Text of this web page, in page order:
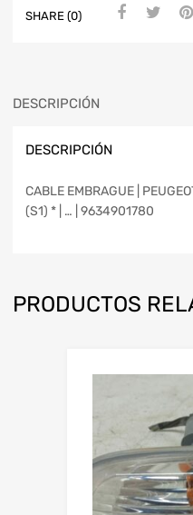
SHARE (0)
DESCRIPCIÓN
DESCRIPCIÓN
CABLE EMBRAGUE |
(S1) * | … | 9634901780
PRODUCTOS